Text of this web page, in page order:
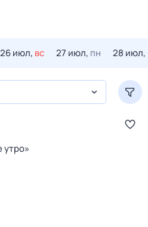
26 июл, вс 27 июл, пн 28 июл,
утро»